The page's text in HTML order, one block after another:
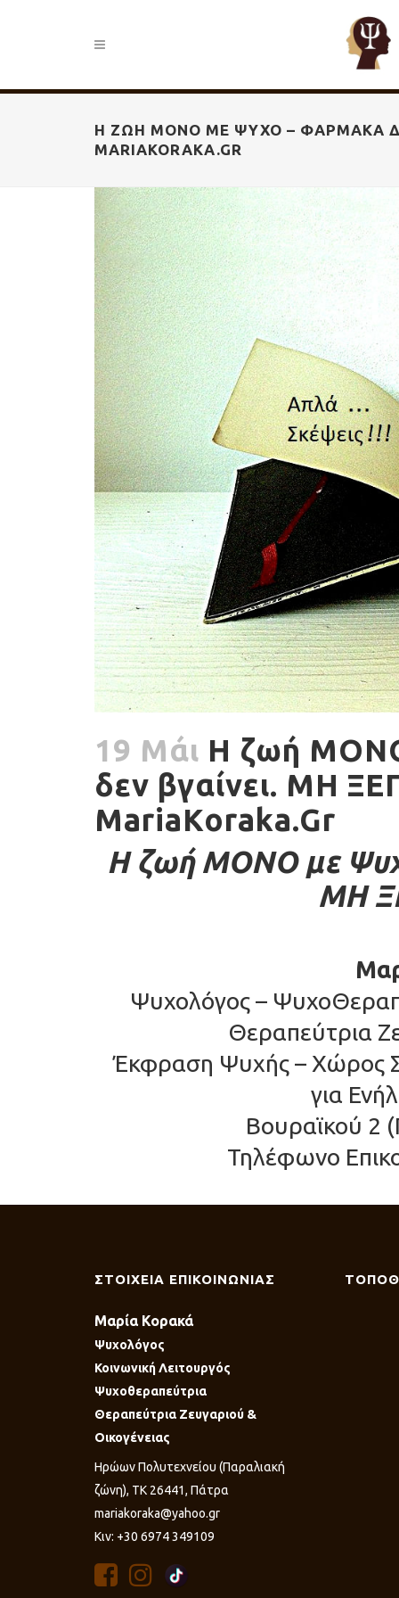
Η ΖΩΉ ΜΟΝΟ ΜΕ ΨΥΧΟ – ΦΆΡΜΑΚΑ ΔΕΝ
MARIAKORAKA.GR
19 Μάι Η ζωή
δεν βγαίνει. ΜΗ
MariaKoraka.Gr
Η ζωή ΜΟΝΟ με
ΜΗ
Ψυχολόγος –
Θεραπεύτρια
Έκφραση Ψυχής – Χώρος
για
Βουραϊκού 2
Τηλέφωνο
ΣΤΟΙΧΕΙΑ ΕΠΙΚΟΙΝΩΝΙΑΣ
Μαρία Κορακά
Ψυχολόγος
Κοινωνική Λειτουργός
Ψυχοθεραπεύτρια
Θεραπεύτρια Ζευγαριού &
Οικογένειας
Ηρώων Πολυτεχνείου (Παραλιακή
ζώνη), ΤΚ 26441, Πάτρα
mariakoraka@yahoo.gr
Κιν: +30 6974 349109